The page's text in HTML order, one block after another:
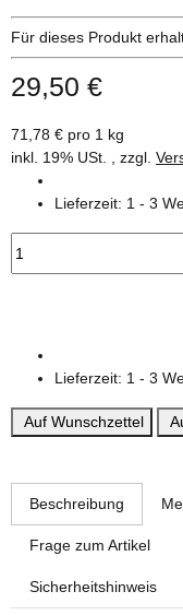
Für dieses Produkt
29,50 €
71,78 € pro 1 kg
inkl. 19% USt. , zzgl.
Lieferzeit: 1 - 3
Lieferzeit: 1 - 3
Auf Wunschzettel
Beschreibung
Frage zum Artikel
Sicherheitshinweis